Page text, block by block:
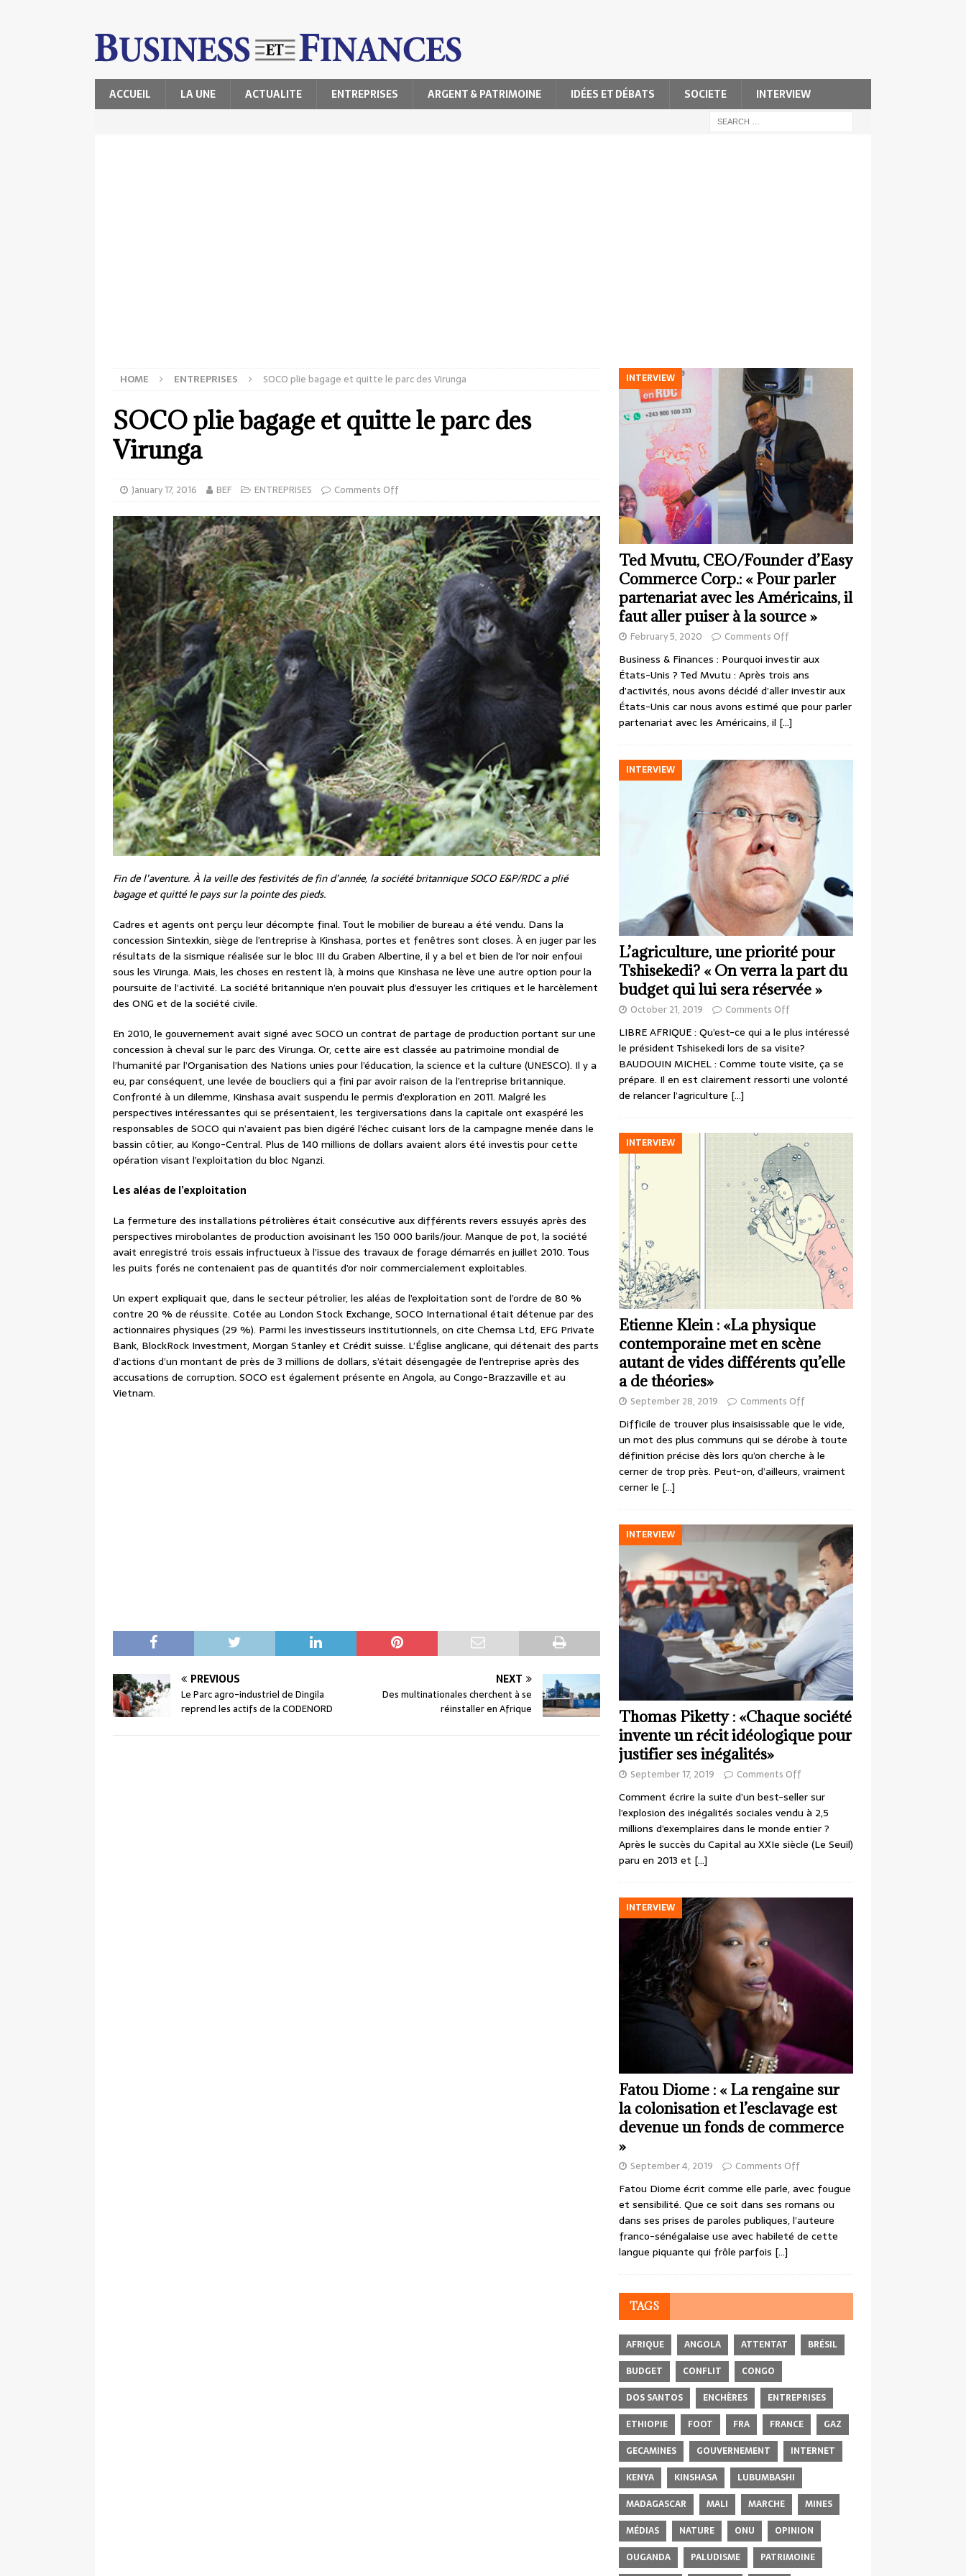
ACCUEIL LA UNE ACTUALITE ENTREPRISES ARGENT & PATRIMOINE IDÉES ET DÉBATS SOCIETE INTERVIEW
HOME ENTREPRISES SOCO plie bagage et quitte le parc des Virunga
SOCO plie bagage et quitte le parc des
Virunga
January 17, 2016 BEF ENTREPRISES Comments Off
Fin de l’aventure. À la veille des festivités de fin d’année, la société britannique SOCO E&P/RDC a plié
bagage et quitté le pays sur la pointe des pieds.
Cadres et agents ont perçu leur décompte final. Tout le mobilier de bureau a été vendu. Dans la
concession Sintexkin, siège de l’entreprise à Kinshasa, portes et fenêtres sont closes. À en juger par les
résultats de la sismique réalisée sur le bloc III du Graben Albertine, il y a bel et bien de l’or noir enfoui
sous les Virunga. Mais, les choses en restent là, à moins que Kinshasa ne lève une autre option pour la
poursuite de l’activité. La société britannique n’en pouvait plus d’essuyer les critiques et le harcèlement
des ONG et de la société civile.
En 2010, le gouvernement avait signé avec SOCO un contrat de partage de production portant sur une
concession à cheval sur le parc des Virunga. Or, cette aire est classée au patrimoine mondial de
l’humanité par l’Organisation des Nations unies pour l’éducation, la science et la culture (UNESCO). Il y a
eu, par conséquent, une levée de boucliers qui a fini par avoir raison de la l’entreprise britannique.
Confronté à un dilemme, Kinshasa avait suspendu le permis d’exploration en 2011. Malgré les
perspectives intéressantes qui se présentaient, les tergiversations dans la capitale ont exaspéré les
responsables de SOCO qui n’avaient pas bien digéré l’échec cuisant lors de la campagne menée dans le
bassin côtier, au Kongo-Central. Plus de 140 millions de dollars avaient alors été investis pour cette
opération visant l’exploitation du bloc Nganzi.
Les aléas de l’exploitation
La fermeture des installations pétrolières était consécutive aux différents revers essuyés après des
perspectives mirobolantes de production avoisinant les 150 000 barils/jour. Manque de pot, la société
avait enregistré trois essais infructueux à l’issue des travaux de forage démarrés en juillet 2010. Tous
les puits forés ne contenaient pas de quantités d’or noir commercialement exploitables.
Un expert expliquait que, dans le secteur pétrolier, les aléas de l’exploitation sont de l’ordre de 80 %
contre 20 % de réussite. Cotée au London Stock Exchange, SOCO International était détenue par des
actionnaires physiques (29 %). Parmi les investisseurs institutionnels, on cite Chemsa Ltd, EFG Private
Bank, BlockRock Investment, Morgan Stanley et Crédit suisse. L’Église anglicane, qui détenait des parts
d’actions d’un montant de près de 3 millions de dollars, s’était désengagée de l’entreprise après des
accusations de corruption. SOCO est également présente en Angola, au Congo-Brazzaville et au
Vietnam.
PREVIOUS
Le Parc agro-industriel de Dingila
reprend les actifs de la CODENORD
NEXT
Des multinationales cherchent à se
réinstaller en Afrique
INTERVIEW
Ted Mvutu, CEO/Founder d’Easy
Commerce Corp.: « Pour parler
partenariat avec les Américains, il
faut aller puiser à la source »
February 5, 2020 Comments Off
Business & Finances : Pourquoi investir aux
États-Unis ? Ted Mvutu : Après trois ans
d’activités, nous avons décidé d’aller investir aux
États-Unis car nous avons estimé que pour parler
partenariat avec les Américains, il […]
INTERVIEW
L’agriculture, une priorité pour
Tshisekedi? « On verra la part du
budget qui lui sera réservée »
October 21, 2019 Comments Off
LIBRE AFRIQUE : Qu’est-ce qui a le plus intéressé
le président Tshisekedi lors de sa visite?
BAUDOUIN MICHEL : Comme toute visite, ça se
prépare. Il en est clairement ressorti une volonté
de relancer l’agriculture […]
INTERVIEW
Etienne Klein : «La physique
contemporaine met en scène
autant de vides différents qu’elle
a de théories»
September 28, 2019 Comments Off
Difficile de trouver plus insaisissable que le vide,
un mot des plus communs qui se dérobe à toute
définition précise dès lors qu’on cherche à le
cerner de trop près. Peut-on, d’ailleurs, vraiment
cerner le […]
INTERVIEW
Thomas Piketty : «Chaque société
invente un récit idéologique pour
justifier ses inégalités»
September 17, 2019 Comments Off
Comment écrire la suite d’un best-seller sur
l’explosion des inégalités sociales vendu à 2,5
millions d’exemplaires dans le monde entier ?
Après le succès du Capital au XXIe siècle (Le Seuil)
paru en 2013 et […]
INTERVIEW
Fatou Diome : « La rengaine sur
la colonisation et l’esclavage est
devenue un fonds de commerce
»
September 4, 2019 Comments Off
Fatou Diome écrit comme elle parle, avec fougue
et sensibilité. Que ce soit dans ses romans ou
dans ses prises de paroles publiques, l’auteure
franco-sénégalaise use avec habileté de cette
langue piquante qui frôle parfois […]
TAGS
AFRIQUE ANGOLA ATTENTAT
BRÉSIL
BUDGET
CONFLIT
CONGO
DOS SANTOS
ENCHÈRES
ENTREPRISES
ETHIOPIE
FOOT FRA FRANCE
GAZ
GECAMINES
GOUVERNEMENT
INTERNET
KENYA
KINSHASA
LUBUMBASHI
MADAGASCAR
MALI MARCHE
MINES
MÉDIAS
NATURE ONU
OPINION
OUGANDA
PALUDISME PATRIMOINE